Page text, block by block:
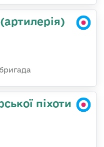
піхоти